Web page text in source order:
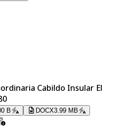
Cabildo Insular El
B DOCX3.99 MB